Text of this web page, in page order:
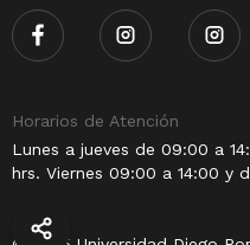
Horarios de Atención
Lunes a jueves de 09:00 a
hrs. Viernes 09:00 a 14:00 y